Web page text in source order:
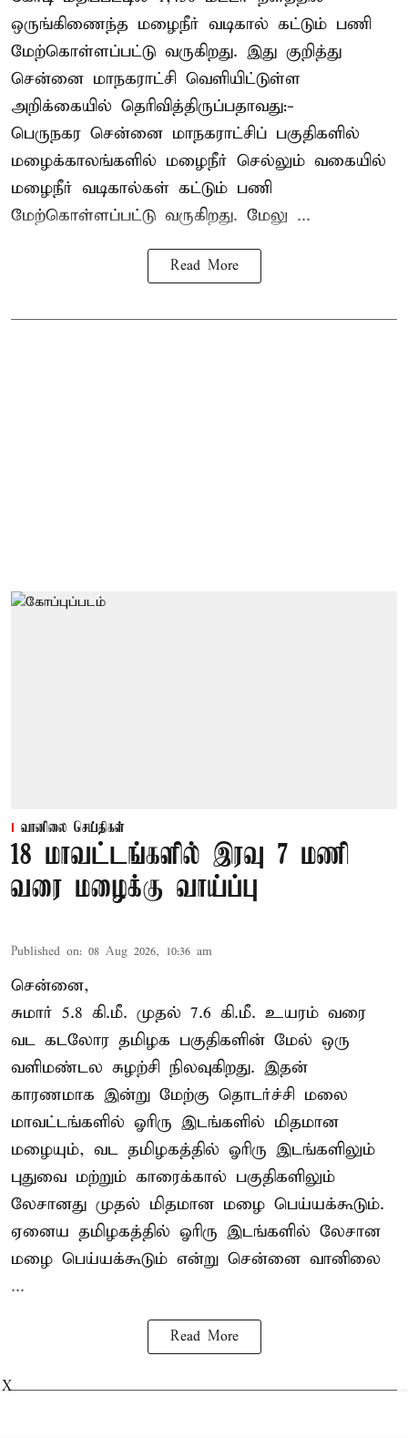
ஒருங்கிணைந்த மழைநீர் வடிகால் கட்டும் பணி
மேற்கொள்ளப்பட்டு வருகிறது. இது குறித்து
சென்னை மாநகராட்சி வெளியிட்டுள்ள
அறிக்கையில் தெரிவித்திருப்பதாவது:-
பெருநகர சென்னை மாநகராட்சிப் பகுதிகளில்
மழைக்காலங்களில் மழைநீர் செல்லும் வகையில்
மழைநீர் வடிகால்கள் கட்டும் பணி
மேற்கொள்ளப்பட்டு வருகிறது. மேலு ...
Read More
வானிலை செய்திகள்
18 மாவட்டங்களில் இரவு 7 மணி
வரை மழைக்கு வாய்ப்பு
Published on: 08 Aug 2026, 10:36 am
சென்னை,
சுமார் 5.8 கி.மீ. முதல் 7.6 கி.மீ. உயரம் வரை
வட கடலோர தமிழக பகுதிகளின் மேல் ஒரு
வளிமண்டல சுழற்சி நிலவுகிறது. இதன்
காரணமாக இன்று மேற்கு தொடர்ச்சி மலை
மாவட்டங்களில் ஓரிரு இடங்களில் மிதமான
மழையும், வட தமிழகத்தில் ஓரிரு இடங்களிலும்
புதுவை மற்றும் காரைக்கால் பகுதிகளிலும்
லேசானது முதல் மிதமான மழை பெய்யக்கூடும்.
ஏனைய தமிழகத்தில் ஓரிரு இடங்களில் லேசான
மழை பெய்யக்கூடும் என்று சென்னை வானிலை
...
Read More
X